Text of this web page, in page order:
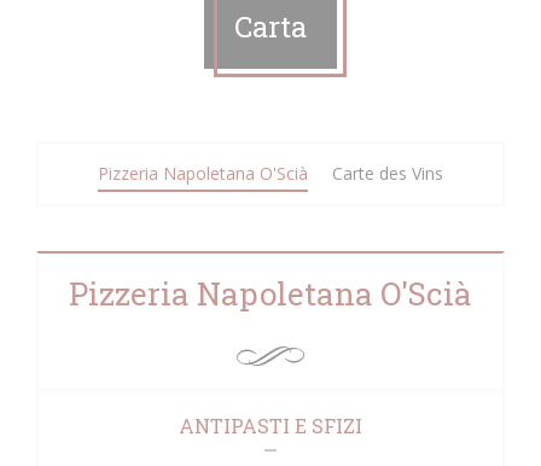
Carta
Pizzeria Napoletana O'Scià Carte des Vins
Pizzeria Napoletana O'Scià
ANTIPASTI E SFIZI